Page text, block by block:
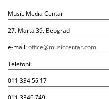
Music Media Centar
27. Marta 39, Beograd
e-mail:office@musiccentar.com
Telefoni:
011 334 56 17
011 3340 749